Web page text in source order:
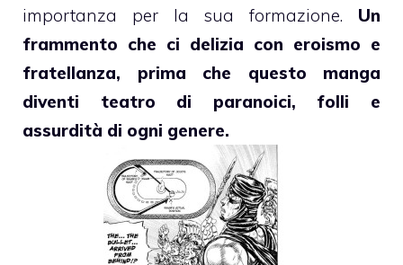
importanza per la sua formazione. Un
frammento che ci delizia con eroismo e
fratellanza, prima che questo manga
diventi teatro di paranoici, folli e
assurdità di ogni genere.